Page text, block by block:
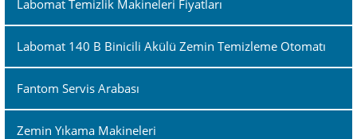
Labomat Temizlik Makineleri Fiyatları
Labomat 140 B Binicili Akülü Zemin Temizleme Otomatı
Fantom Servis Arabası
Zemin Yıkama Makineleri